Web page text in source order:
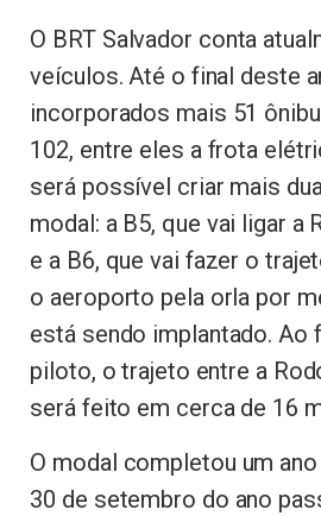
O BRT Salvador conta
veículos. Até o final deste
incorporados mais 51
102, entre eles a frota
será possível criar mais
modal: a B5, que vai ligar a
e a B6, que vai fazer o
o aeroporto pela orla por
está sendo implantado. Ao
piloto, o trajeto entre a
será feito em cerca de 16
O modal completou um
30 de setembro do ano